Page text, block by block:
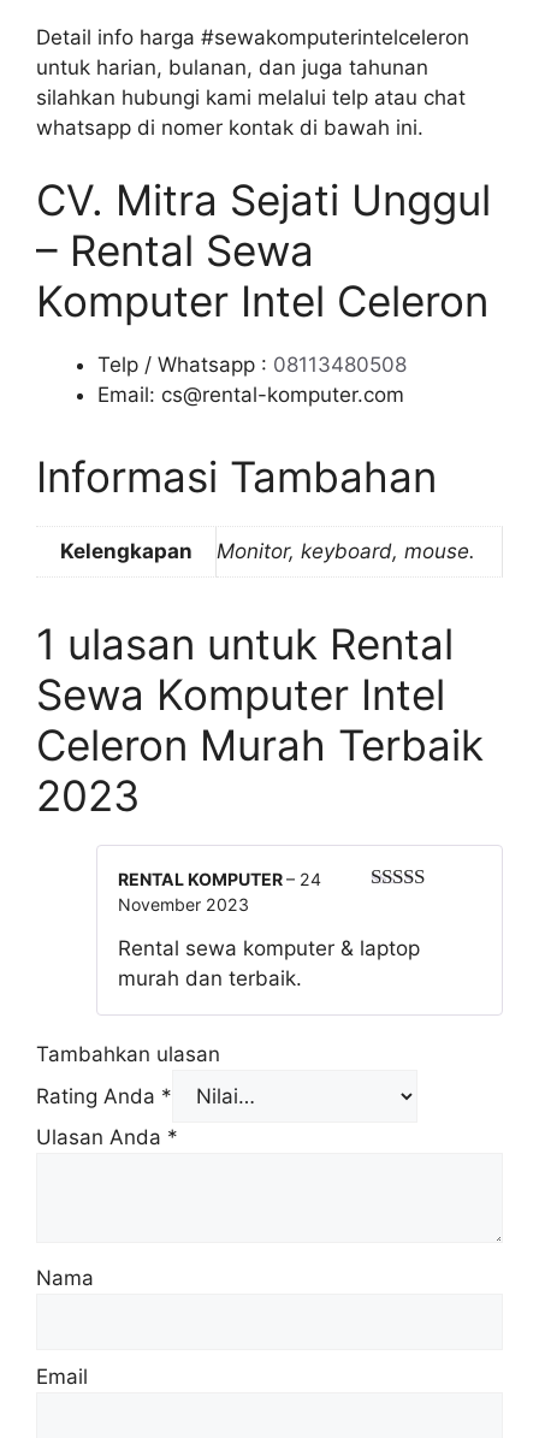
Detail info harga #sewakomputerintelceleron
untuk harian, bulanan, dan juga tahunan
silahkan hubungi kami melalui telp atau chat
whatsapp di nomer kontak di bawah ini.
CV. Mitra Sejati Unggul
– Rental Sewa
Komputer Intel Celeron
Telp / Whatsapp : 08113480508
Email: cs@rental-komputer.com
Informasi Tambahan
Kelengkapan Monitor, keyboard, mouse.
1 ulasan untuk Rental
Sewa Komputer Intel
Celeron Murah Terbaik
2023
RENTAL KOMPUTER– 24
November 2023
Rental sewa komputer & laptop
murah dan terbaik.
Tambahkan ulasan
Rating Anda *
Ulasan Anda *
Nama
Email